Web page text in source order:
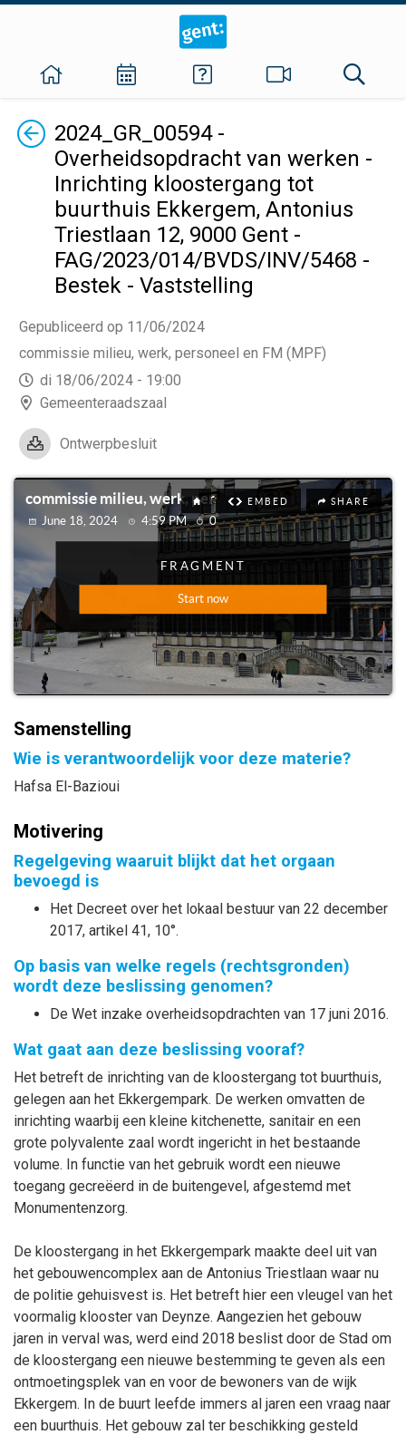
Terug2024_GR_00594 -
Overheidsopdracht van werken -
Inrichting kloostergang tot
buurthuis Ekkergem, Antonius
Triestlaan 12, 9000 Gent -
FAG/2023/014/BVDS/INV/5468 -
Bestek - Vaststelling
Gepubliceerd op 11/06/2024
commissie milieu, werk, personeel en FM (MPF)
di 18/06/2024 - 19:00
Gemeenteraadszaal
Ontwerpbesluit
Samenstelling
Wie is verantwoordelijk voor deze materie?
Hafsa El-Bazioui
Motivering
Regelgeving waaruit blijkt dat het orgaan
bevoegd is
Het Decreet over het lokaal bestuur van 22 december
2017, artikel 41, 10°.
Op basis van welke regels (rechtsgronden)
wordt deze beslissing genomen?
De Wet inzake overheidsopdrachten van 17 juni 2016.
Wat gaat aan deze beslissing vooraf?
Het betreft de inrichting van de kloostergang tot buurthuis,
gelegen aan het Ekkergempark. De werken omvatten de
inrichting waarbij een kleine kitchenette, sanitair en een
grote polyvalente zaal wordt ingericht in het bestaande
volume. In functie van het gebruik wordt een nieuwe
toegang gecreëerd in de buitengevel, afgestemd met
Monumentenzorg.
De kloostergang in het Ekkergempark maakte deel uit van
het gebouwencomplex aan de Antonius Triestlaan waar nu
de politie gehuisvest is. Het betreft hier een vleugel van het
voormalig klooster van Deynze. Aangezien het gebouw
jaren in verval was, werd eind 2018 beslist door de Stad om
de kloostergang een nieuwe bestemming te geven als een
ontmoetingsplek van en voor de bewoners van de wijk
Ekkergem. In de buurt leefde immers al jaren een vraag naar
een buurthuis. Het gebouw zal ter beschikking gesteld